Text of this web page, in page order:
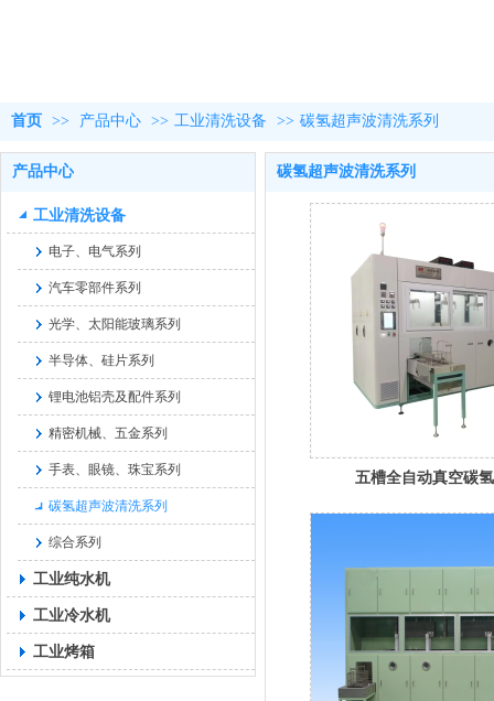
首页 >> 产品中心 >> 工业清洗设备 >> 碳氢超声波清洗系列
产品中心
工业清洗设备
电子、电气系列
汽车零部件系列
光学、太阳能玻璃系列
半导体、硅片系列
锂电池铝壳及配件系列
精密机械、五金系列
手表、眼镜、珠宝系列
碳氢超声波清洗系列
综合系列
工业纯水机
工业冷水机
工业烤箱
碳氢超声波清洗系列
五槽全自动真空碳